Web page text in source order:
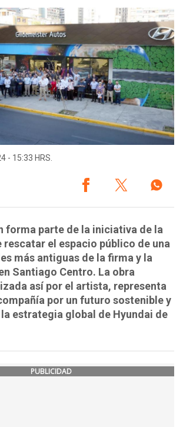
- 15:33 HRS.
forma parte de la iniciativa de la
el espacio público de una
más antiguas de la firma y la
Santiago Centro. La obra
así por el artista, representa
por un futuro sostenible y
estrategia global de Hyundai de
PUBLICIDAD